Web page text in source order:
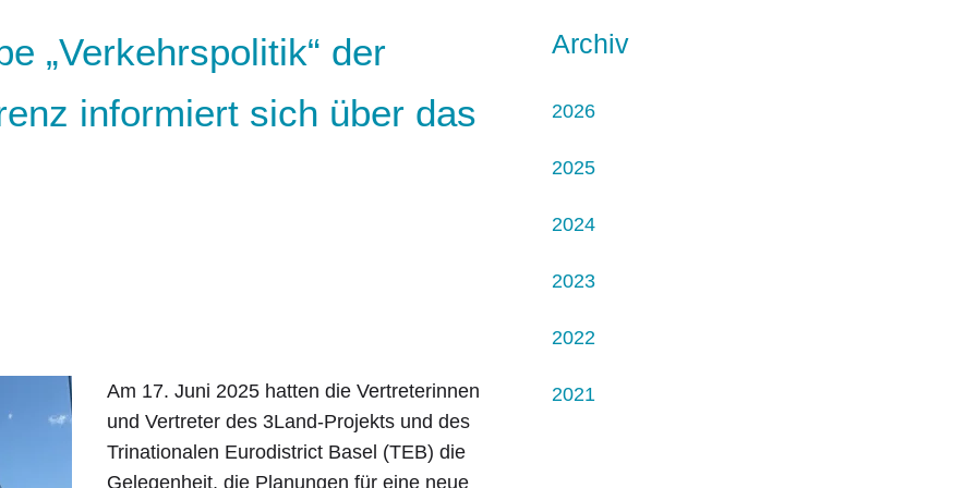
„Verkehrspolitik“ der
informiert sich über das
Am 17. Juni 2025 hatten die Vertreterinnen
und Vertreter des 3Land-Projekts und des
Trinationalen Eurodistrict Basel (TEB) die
Gelegenheit, die Planungen für eine neue
Archiv
2026
2025
2024
2023
2022
2021